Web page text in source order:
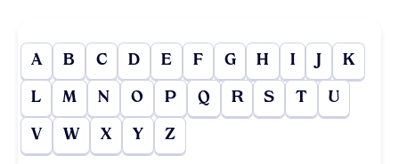
A B C D E F G H I J K
L M N O P Q R S T U
V W X Y Z